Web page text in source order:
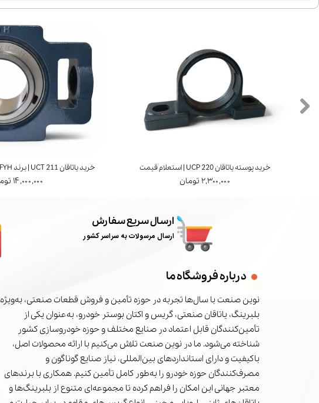
خرید یاتاقان UCT 211 | برند FYH ژاپن | استعلام قیمت
۱۴,۰۰۰,۰۰۰ تومان
خرید پوسته یاتاقان UCP 220 | استعلام قیمت
۲,۳۰۰,۰۰۰ تومان
ارسال سریع سفارش
ارسال مرسولات به سراسر کشور
درباره فروشگاه ما
نوین صنعت با سال‌ها تجربه در حوزه تأمین و فروش قطعات صنعتی، به‌ویژه
بلبرینگ، یاتاقان صنعتی، گریس و اکتان بوستر خودرو، به‌عنوان یکی از
تأمین‌کنندگان قابل اعتماد در صنایع مختلف و حوزه خودروسازی کشور
شناخته می‌شود. ما در نوین صنعت تلاش می‌کنیم با ارائه محصولات اصل،
باکیفیت و دارای استانداردهای بین‌المللی، نیاز صنایع گوناگون و
مصرف‌کنندگان حوزه خودرو را به‌طور کامل تأمین کنیم. همکاری با برندهای
معتبر جهانی این امکان را فراهم کرده تا مجموعه‌ای متنوع از بلبرینگ‌ها و